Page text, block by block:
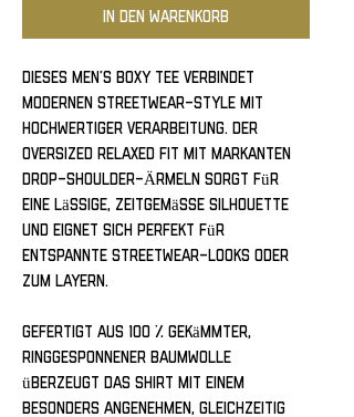
In den Warenkorb
Dieses Men’s Boxy Tee verbindet
modernen Streetwear-Style mit
hochwertiger Verarbeitung. Der
oversized Relaxed Fit mit markanten
Drop-Shoulder-Ärmeln sorgt für
eine lässige, zeitgemässe Silhouette
und eignet sich perfekt für
entspannte Streetwear-Looks oder
zum Layern.
Gefertigt aus 100 % gekämmter,
ringgesponnener Baumwolle
überzeugt das Shirt mit einem
besonders angenehmen, gleichzeitig